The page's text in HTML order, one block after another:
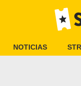
NOTICIAS